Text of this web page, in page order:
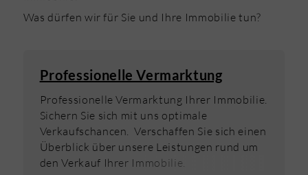
Was dürfen wir für Sie und Ihre Immobilie tun?
Professionelle Vermarktung
Professionelle Vermarktung Ihrer Immobilie.
Sichern Sie sich mit uns optimale
Verkaufschancen. Verschaffen Sie sich einen
Überblick über unsere Leistungen rund um
den Verkauf Ihrer Immobilie.